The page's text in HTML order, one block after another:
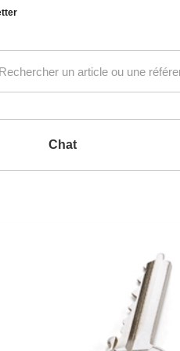
coussins et tapis pour chien
Chat